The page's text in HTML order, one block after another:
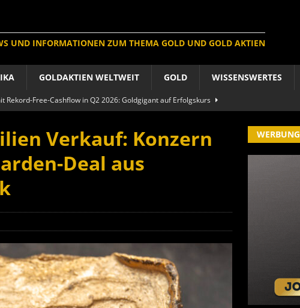
UND INFORMATIONEN ZUM THEMA GOLD UND GOLD AKTIEN
GOLDAKTIEN WELTWEIT GOLD WISSENSWERTES
Rekord-Free-Cashflow in Q2 2026: Goldgigant auf Erfolgskurs
der Welt baut um: Newmont vor Befreiungsschlag
im arktischen Härtetest: Feuer-Drama fordert neuen CEO heraus
Aktie: Umbau in Skandinavien nach Schweden-Deal
boomen nach Preissturz: Asien kauft physisch
Verkauf: Konzern
Deal aus
WERBUNG